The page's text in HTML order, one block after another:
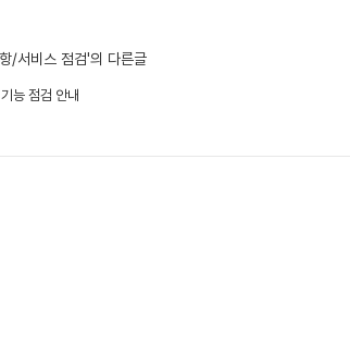
/서비스 점검'의 다른글
능 점검 안내